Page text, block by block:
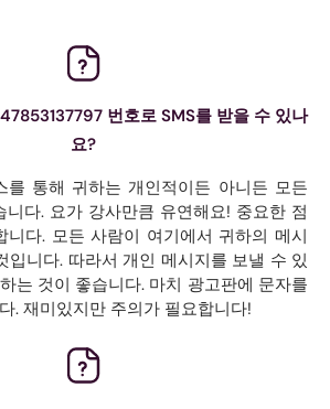
번호로 SMS를 받을 수 있나
요?
를 통해 귀하는 개인적이든 아니든 모든
니다. 요가 강사만큼 유연해요! 중요한 점
니다. 모든 사람이 여기에서 귀하의 메시
입니다. 따라서 개인 메시지를 보낼 수 있
는 것이 좋습니다. 마치 광고판에 문자를
. 재미있지만 주의가 필요합니다!